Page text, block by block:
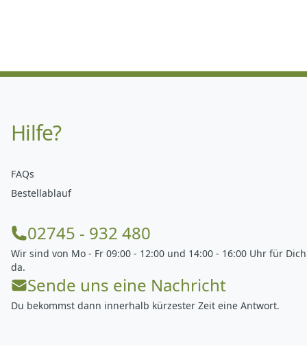
Hilfe?
FAQs
Bestellablauf
02745 - 932 480
Wir sind von Mo - Fr 09:00 - 12:00 und 14:00 - 16:00 Uhr für Dich
da.
Sende uns eine Nachricht
Du bekommst dann innerhalb kürzester Zeit eine Antwort.